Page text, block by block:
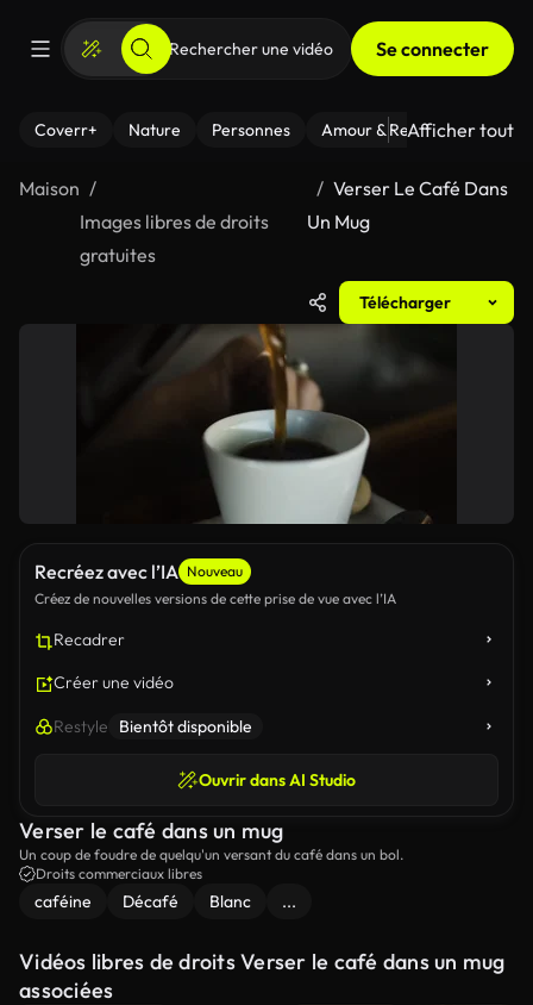
Se connecter
Coverr+ Nature Personnes Amour & Relations Le
Afficher tout
Maison
Images libres de droits
gratuites
Verser Le Café Dans
Un Mug
Télécharger
Recréez avec l’IA Nouveau
Créez de nouvelles versions de cette prise de vue avec l’IA
Recadrer
Créer une vidéo
Restyle Bientôt disponible
Ouvrir dans AI Studio
Verser le café dans un mug
Un coup de foudre de quelqu'un versant du café dans un bol.
Droits commerciaux libres
caféine Décafé Blanc ...
Vidéos libres de droits Verser le café dans un mug
associées